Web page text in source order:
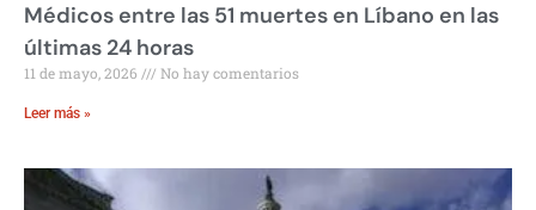
Médicos entre las 51 muertes en Líbano en las
últimas 24 horas
11 de mayo, 2026 No hay comentarios
Leer más »